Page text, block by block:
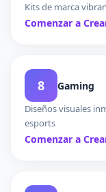
Kits de marca
Comenzar a
8 Gaming
Diseños visuales
esports
Comenzar a